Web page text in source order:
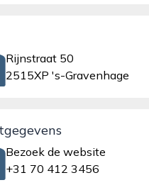
Rijnstraat 50
2515XP 's-Gravenhage
Bezoek de website
+31 70 412 3456